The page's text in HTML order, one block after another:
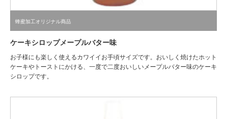
蜂蜜加工オリジナル商品
ケーキシロップメープルバター味
お子様にも楽しく使えるカワイイお手頃サイズです。おいしく焼けたホット
ケーキやトーストにかける、一度で二度おいしいメープルバター味のケーキ
シロップです。